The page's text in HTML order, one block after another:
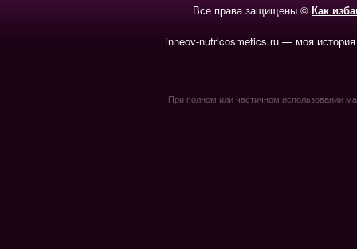
Все права защищены © Как
inneov-nutricosmetics.ru — моя
При полном или частичном использовании